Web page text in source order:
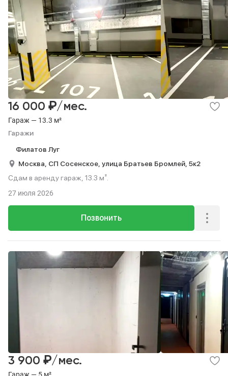
Гараж — 13.3 м²
Гаражи
16 000 ₽/мес.
Филатов Луг
Москва, СП Сосенское, улица Братьев Бромлей, 5к2
Сдам в аренду гараж, 13.3 м².
Позвонить
27 июля 2026
3 900 ₽/мес.